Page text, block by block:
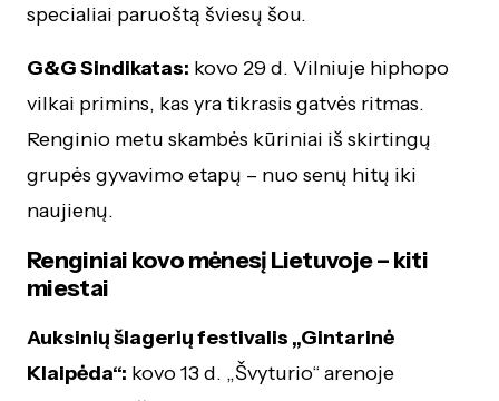
specialiai paruoštą šviesų šou.
G&G Sindikatas: kovo 29 d. Vilniuje hiphopo
vilkai primins, kas yra tikrasis gatvės ritmas.
Renginio metu skambės kūriniai iš skirtingų
grupės gyvavimo etapų – nuo senų hitų iki
naujienų.
Renginiai kovo mėnesį Lietuvoje – kiti
miestai
Auksinių šlagerių festivalis „Gintarinė
Klaipėda“: kovo 13 d. „Švyturio“ arenoje